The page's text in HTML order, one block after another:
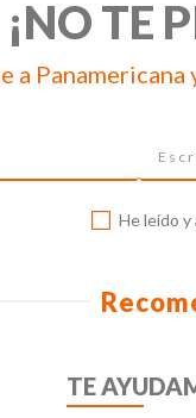
¡NO TE
a
He leído y
TE